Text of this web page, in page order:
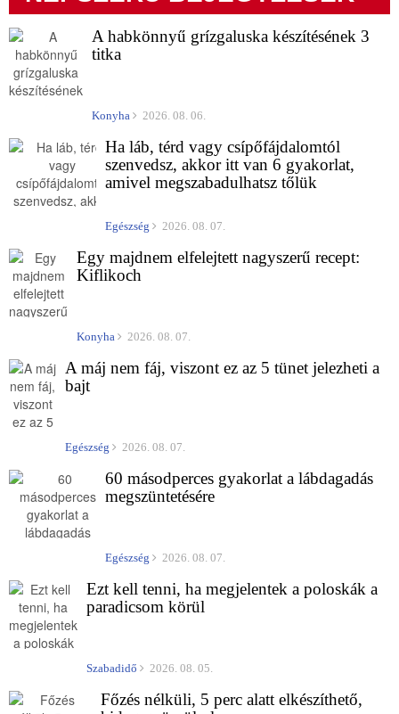
A habkönnyű grízgaluska készítésének 3
titka
Konyha 2026. 08. 06.
Ha láb, térd vagy csípőfájdalomtól
szenvedsz, akkor itt van 6 gyakorlat,
amivel megszabadulhatsz tőlük
Egészség 2026. 08. 07.
Egy majdnem elfelejtett nagyszerű recept:
Kiflikoch
Konyha 2026. 08. 07.
A máj nem fáj, viszont ez az 5 tünet jelezheti a
bajt
Egészség 2026. 08. 07.
60 másodperces gyakorlat a lábdagadás
megszüntetésére
Egészség 2026. 08. 07.
Ezt kell tenni, ha megjelentek a poloskák a
paradicsom körül
Szabadidő 2026. 08. 05.
Főzés nélküli, 5 perc alatt elkészíthető,